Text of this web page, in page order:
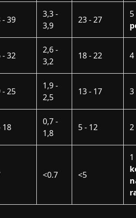
- 39
3,3 -
3,9
23 - 27
5
- 32
2,6 -
3,2
18 - 22 4
- 25
1,9 -
2,5
13 - 17 3
18
0,7 -
1,8
5 - 12 2
<0.7 <5
1